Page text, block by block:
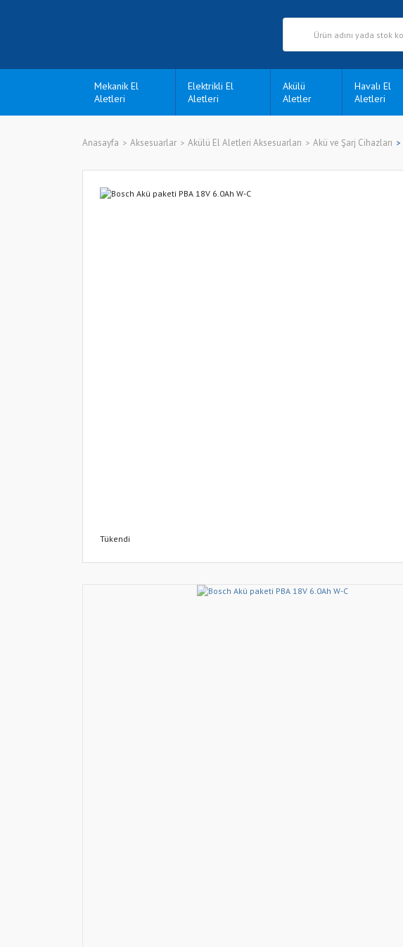
Mekanik El
Aletleri
Elektrikli El
Aletleri
Akülü
Aletler
Havalı El
Aletleri
Anasayfa Aksesuarlar Akülü El Aletleri Aksesuarları Akü ve Şarj Cihazları
Tükendi